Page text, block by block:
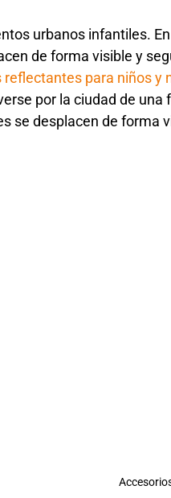
urbanos infantiles.
de forma visible y
reflectantes para niños y
por la ciudad de una
se desplacen de forma